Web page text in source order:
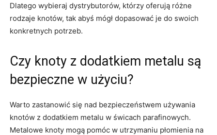
⁣Dlatego ​wybieraj dystrybutorów, którzy oferują różne
⁤rodzaje ‍knotów, tak abyś mógł dopasować je do swoich⁣
konkretnych potrzeb.
Czy‍ knoty z dodatkiem metalu są
bezpieczne w ⁢użyciu?
Warto zastanowić​ się ‍nad bezpieczeństwem używania
knotów z dodatkiem⁤ metalu w świcach parafinowych.
⁣Metalowe knoty mogą ⁣pomóc w ⁤utrzymaniu płomienia na